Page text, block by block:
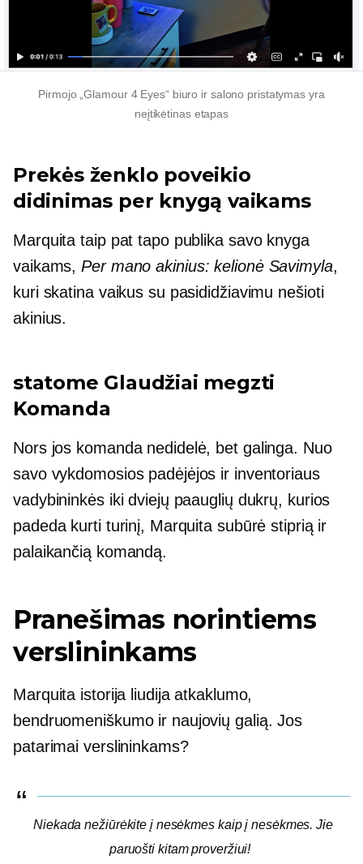
Pirmojo „Glamour 4 Eyes“ biuro ir salono pristatymas yra
neįtikėtinas etapas
Prekės ženklo poveikio
didinimas per knygą vaikams
Marquita taip pat tapo publika savo knyga
vaikams,Per mano akinius: kelionė Savimyla,
kuri skatina vaikus su pasididžiavimu nešioti
akinius.
statome Glaudžiai megzti
Komanda
Nors jos komanda nedidelė, bet galinga. Nuo
savo vykdomosios padėjėjos ir inventoriaus
vadybininkės iki dviejų paauglių dukrų, kurios
padeda kurti turinį, Marquita subūrė stiprią ir
palaikančią komandą.
Pranešimas norintiems
verslininkams
Marquita istorija liudija atkaklumo,
bendruomeniškumo ir naujovių galią. Jos
patarimai verslininkams?
Niekada nežiūrėkite į nesėkmes kaip į nesėkmes. Jie
paruošti kitam proveržiui!